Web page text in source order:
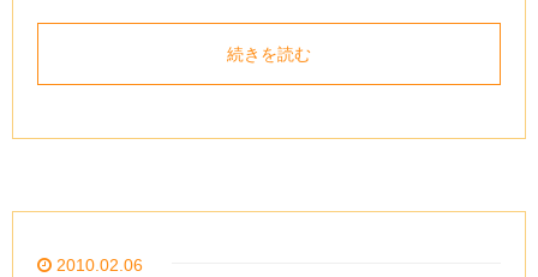
続きを読む
2010.02.06